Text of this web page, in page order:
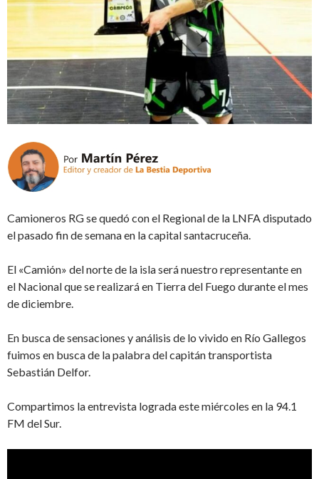
Camioneros RG se quedó con el Regional de la LNFA disputado
el pasado fin de semana en la capital santacruceña.
El «Camión» del norte de la isla será nuestro representante en
el Nacional que se realizará en Tierra del Fuego durante el mes
de diciembre.
En busca de sensaciones y análisis de lo vivido en Río Gallegos
fuimos en busca de la palabra del capitán transportista
Sebastián Delfor.
Compartimos la entrevista lograda este miércoles en la 94.1
FM del Sur.